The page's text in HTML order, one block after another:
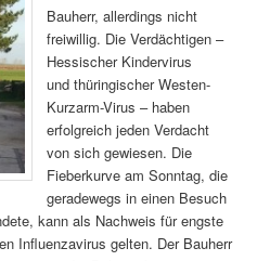
Bauherr, allerdings nicht
freiwillig. Die Verdächtigen –
Hessischer Kindervirus
und thüringischer Westen-
Kurzarm-Virus – haben
erfolgreich jeden Verdacht
von sich gewiesen. Die
Fieberkurve am Sonntag, die
geradewegs in einen Besuch
kann als Nachweis für engste
Influenzavirus gelten. Der Bauherr